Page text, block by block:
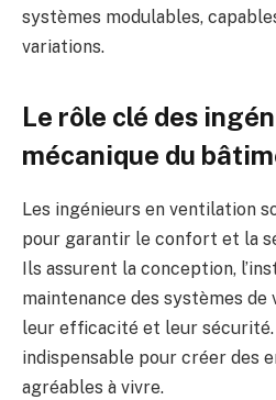
systèmes modulables,
variations.
Le rôle clé des
mécanique du
Les ingénieurs en ventilation
pour garantir le confort et la
Ils assurent la conception,
maintenance des systèmes
leur efficacité et leur
indispensable pour créer des
agréables à vivre.